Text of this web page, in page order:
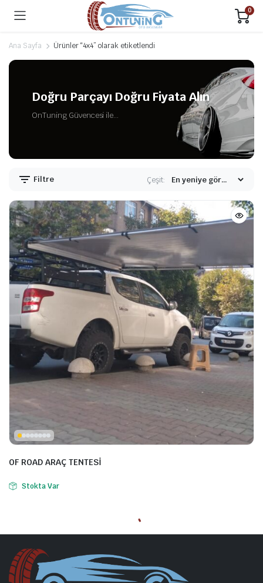
0
Ana Sayfa Ürünler “4x4” olarak etiketlendi
Doğru Parçayı Doğru Fiyata Alın
OnTuning Güvencesi ile...
Filtre Çeşit:
OF ROAD ARAÇ TENTESİ
Stokta Var